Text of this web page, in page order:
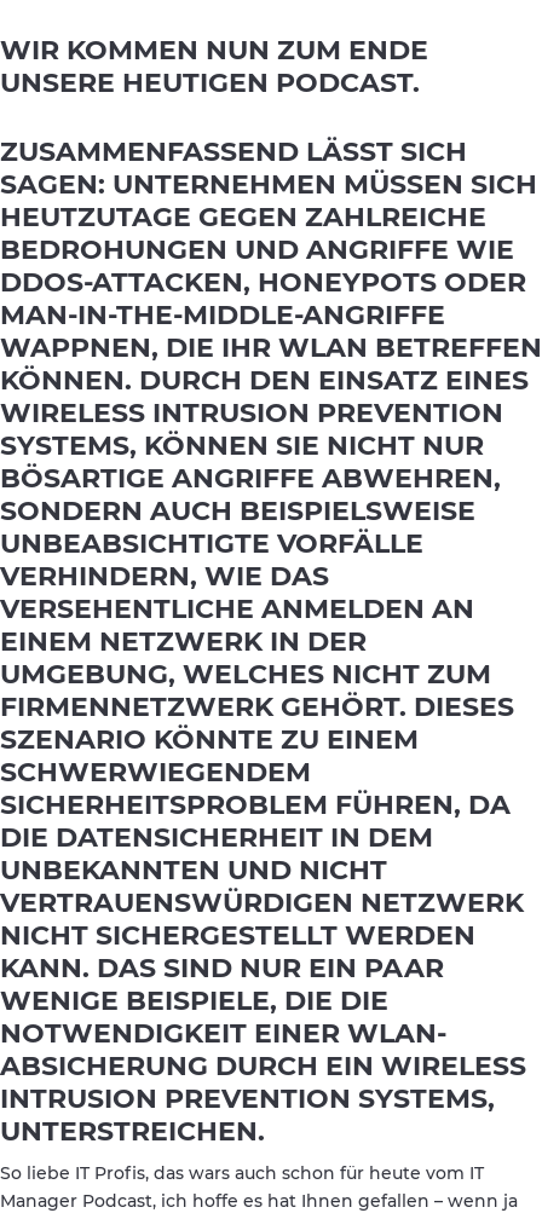
WIR KOMMEN NUN ZUM ENDE
UNSERE HEUTIGEN PODCAST.
ZUSAMMENFASSEND LÄSST SICH
SAGEN: UNTERNEHMEN MÜSSEN SICH
HEUTZUTAGE GEGEN ZAHLREICHE
BEDROHUNGEN UND ANGRIFFE WIE
DDOS-ATTACKEN, HONEYPOTS ODER
MAN-IN-THE-MIDDLE-ANGRIFFE
WAPPNEN, DIE IHR WLAN BETREFFEN
KÖNNEN. DURCH DEN EINSATZ EINES
WIRELESS INTRUSION PREVENTION
SYSTEMS, KÖNNEN SIE NICHT NUR
BÖSARTIGE ANGRIFFE ABWEHREN,
SONDERN AUCH BEISPIELSWEISE
UNBEABSICHTIGTE VORFÄLLE
VERHINDERN, WIE DAS
VERSEHENTLICHE ANMELDEN AN
EINEM NETZWERK IN DER
UMGEBUNG, WELCHES NICHT ZUM
FIRMENNETZWERK GEHÖRT. DIESES
SZENARIO KÖNNTE ZU EINEM
SCHWERWIEGENDEM
SICHERHEITSPROBLEM FÜHREN, DA
DIE DATENSICHERHEIT IN DEM
UNBEKANNTEN UND NICHT
VERTRAUENSWÜRDIGEN NETZWERK
NICHT SICHERGESTELLT WERDEN
KANN. DAS SIND NUR EIN PAAR
WENIGE BEISPIELE, DIE DIE
NOTWENDIGKEIT EINER WLAN-
ABSICHERUNG DURCH EIN WIRELESS
INTRUSION PREVENTION SYSTEMS,
UNTERSTREICHEN.
So liebe IT Profis, das wars auch schon für heute vom IT
Manager Podcast, ich hoffe es hat Ihnen gefallen – wenn ja